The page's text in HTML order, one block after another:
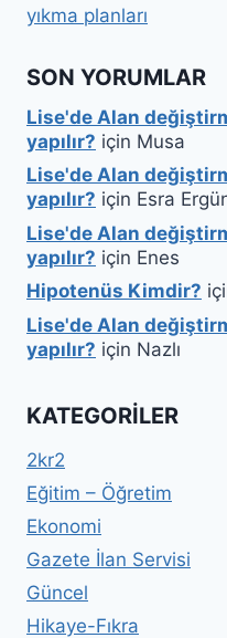
yıkma planları
SON YORUMLAR
Lise'de Alan
yapılır? için Musa
Lise'de Alan
yapılır? için Esra
Lise'de Alan
yapılır? için Enes
Hipotenüs Kimdir?
Lise'de Alan
yapılır? için Nazlı
KATEGORILER
2kr2
Eğitim – Öğretim
Ekonomi
Gazete İlan Servisi
Güncel
Hikaye-Fıkra